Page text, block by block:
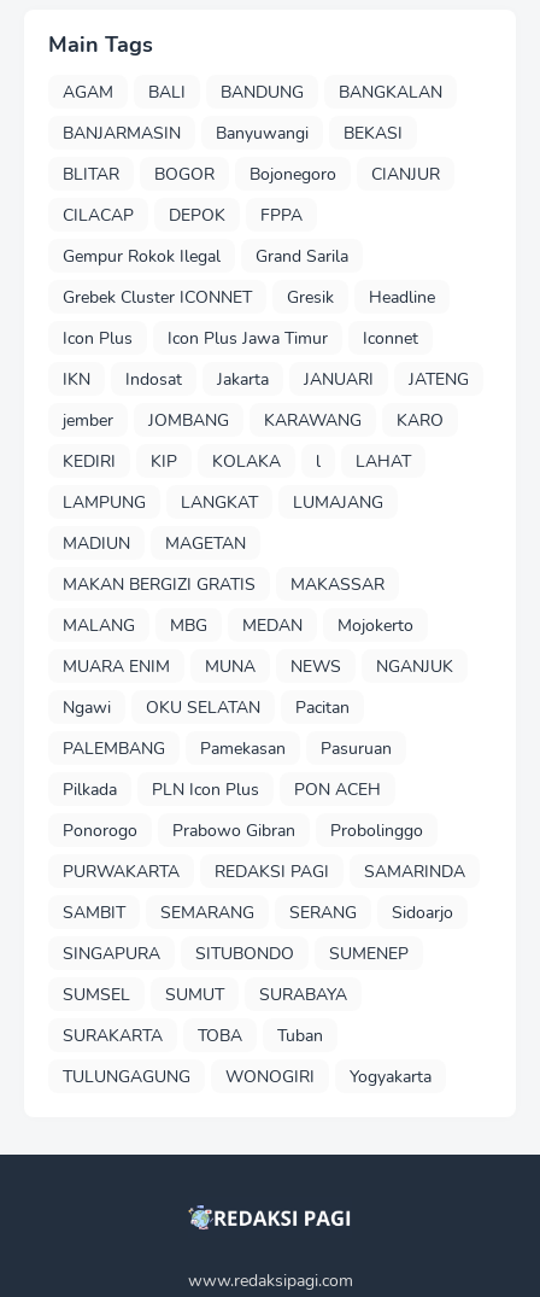
Main Tags
AGAM BALI BANDUNG
BANGKALAN
BANJARMASIN
Banyuwangi
BEKASI
BLITAR
BOGOR Bojonegoro
CIANJUR
CILACAP
DEPOK
FPPA
Gempur Rokok Ilegal
Grand Sarila
Grebek Cluster ICONNET
Gresik
Headline
Icon Plus
Icon Plus Jawa Timur
Iconnet
IKN
Indosat Jakarta JANUARI
JATENG
jember
JOMBANG KARAWANG
KARO
KEDIRI
KIP KOLAKA l
LAHAT
LAMPUNG
LANGKAT
LUMAJANG
MADIUN
MAGETAN
MAKAN BERGIZI GRATIS
MAKASSAR
MALANG
MBG MEDAN
Mojokerto
MUARA ENIM
MUNA NEWS
NGANJUK
Ngawi
OKU SELATAN
Pacitan
PALEMBANG
Pamekasan
Pasuruan
Pilkada
PLN Icon Plus
PON ACEH
Ponorogo
Prabowo Gibran
Probolinggo
PURWAKARTA
REDAKSI PAGI
SAMARINDA
SAMBIT
SEMARANG SERANG
Sidoarjo
SINGAPURA
SITUBONDO
SUMENEP
SUMSEL
SUMUT
SURABAYA
SURAKARTA
TOBA
Tuban
TULUNGAGUNG
WONOGIRI Yogyakarta
www.redaksipagi.com